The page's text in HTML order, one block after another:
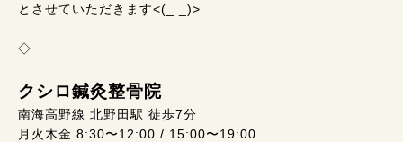
とさせていただきます<(_ _)>
◇
クシロ鍼灸整骨院
南海高野線 北野田駅 徒歩7分
月火木金 8:30〜12:00 / 15:00〜19:00